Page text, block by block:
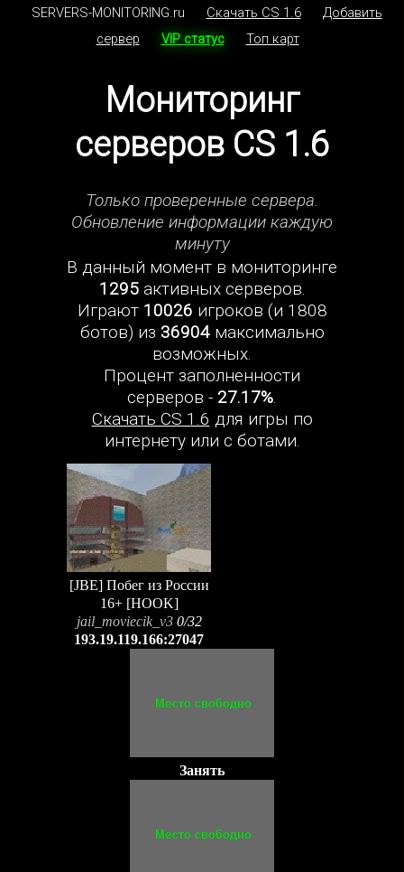
SERVERS-MONITORING.ru Скачать CS 1.6
Добавить
сервер
VIP статус Топ карт
Мониторинг
серверов CS 1.6
Только проверенные сервера.
Обновление информации каждую
минуту
В данный момент в мониторинге
1295активных серверов.
Играют 10026 игроков (и 1808
ботов) из 36904максимально
возможных.
Процент заполненности
серверов - 27.17%.
Скачать CS 1.6 для игры по
интернету или с ботами.
[JBE] Побег из России
16+ [HOOK]
jail_moviecik_v3 0/32
193.19.119.166:27047
Занять